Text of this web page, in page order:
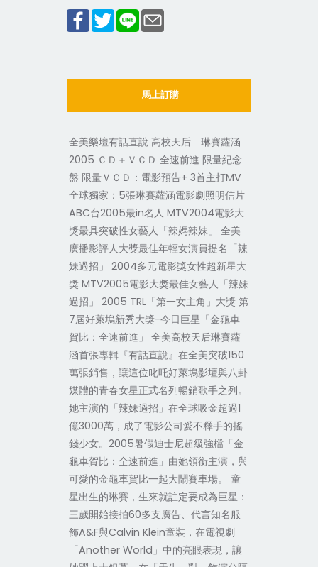
馬上訂購
全美樂壇有話直說 高校天后 琳賽蘿涵
2005 ＣＤ＋ＶＣＤ 全速前進 限量紀念
盤 限量ＶＣＤ：電影預告+ 3首主打MV
全球獨家：5張琳賽蘿涵電影劇照明信片
ABC台2005最in名人 MTV2004電影大
獎最具突破性女藝人「辣媽辣妹」 全美
廣播影評人大獎最佳年輕女演員提名「辣
妹過招」 2004多元電影獎女性超新星大
獎 MTV2005電影大獎最佳女藝人「辣妹
過招」 2005 TRL「第一女主角」大獎 第
7屆好萊塢新秀大獎-今日巨星「金龜車
賀比：全速前進」 全美高校天后琳賽蘿
涵首張專輯『有話直說』在全美突破150
萬張銷售，讓這位叱吒好萊塢影壇與八卦
媒體的青春女星正式名列暢銷歌手之列。
她主演的「辣妹過招」在全球吸金超過1
億3000萬，成了電影公司愛不釋手的搖
錢少女。2005暑假迪士尼超級強檔「金
龜車賀比：全速前進」由她領銜主演，與
可愛的金龜車賀比一起大鬧賽車場。 童
星出生的琳賽，生來就註定要成為巨星：
三歲開始接拍60多支廣告、代言知名服
飾A&F與Calvin Klein童裝，在電視劇
「Another World」中的亮眼表現，讓